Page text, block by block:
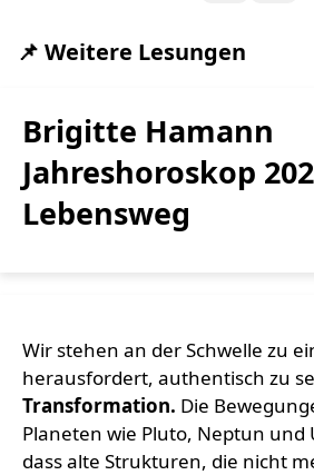
Brigitte Hamann
Jahreshoroskop
Lebensweg
Wir stehen an der Schwelle zu
herausfordert, authentisch zu
Transformation. Die
Planeten wie Pluto, Neptun und
dass alte Strukturen, die nicht
📌 Weitere Lesungen